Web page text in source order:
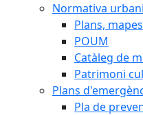
Normativa
Plans,
POUM
Catàleg de
Patrimoni
Plans
Pla de